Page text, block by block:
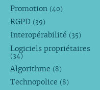
Promotion (40)
RGPD (39)
Interopérabilité (35)
Logiciels propriétaires
(34)
Algorithme (8)
Technopolice (8)